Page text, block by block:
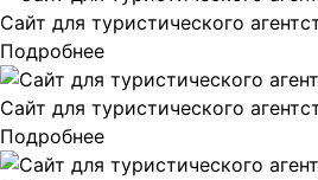
Сайт для туристического
Подробнее
Сайт для туристического
Подробнее